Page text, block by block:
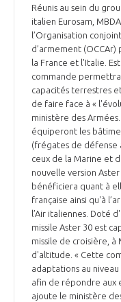
Réunis au sein du
italien Eurosam,
l’Organisation
d’armement
la France et l'Italie.
commande permettra
capacités terrestres
de faire face à «
ministère des
équiperont les
(frégates de défense
ceux de la Marine et
nouvelle version
bénéficiera quant à
française ainsi qu'à
l’Air italiennes. Doté
missile Aster 30 est
missile de croisière, à
d'altitude. « Cette
adaptations au
afin de répondre aux
ajoute le ministère